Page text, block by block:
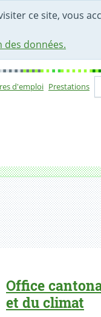
ce site, vous
données.
d'emploi Prestations
Office
et du climat